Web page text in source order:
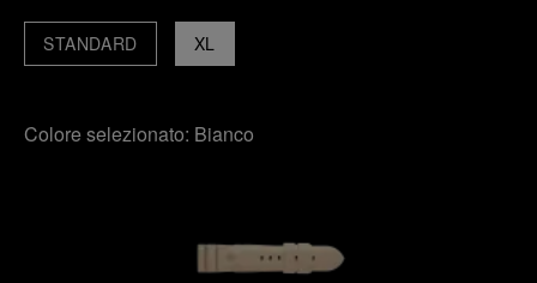
XL
STANDARD
Colore selezionato: Bianco